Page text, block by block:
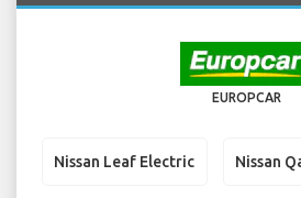
EUROPCAR
Nissan Leaf Electric Nissan